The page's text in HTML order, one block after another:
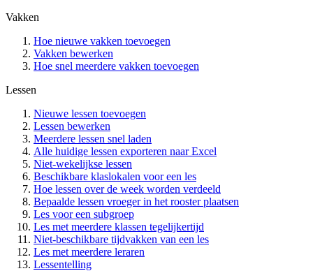
Vakken
Hoe nieuwe vakken toevoegen
Vakken bewerken
Hoe snel meerdere vakken toevoegen
Lessen
Nieuwe lessen toevoegen
Lessen bewerken
Meerdere lessen snel laden
Alle huidige lessen exporteren naar Excel
Niet-wekelijkse lessen
Beschikbare klaslokalen voor een les
Hoe lessen over de week worden verdeeld
Bepaalde lessen vroeger in het rooster plaatsen
Les voor een subgroep
Les met meerdere klassen tegelijkertijd
Niet-beschikbare tijdvakken van een les
Les met meerdere leraren
Lessentelling